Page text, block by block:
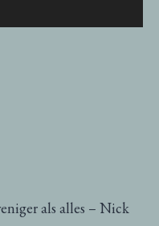
als alles – Nick